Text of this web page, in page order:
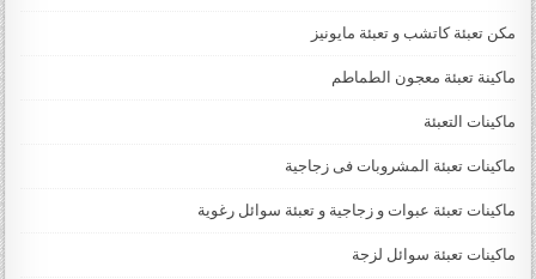
مكن تعبئة كاتشب و تعبئة مايونيز
ماكينة تعبئة معجون الطماطم
ماكينات التعبئة
ماكينات تعبئة المشروبات فى زجاجية
ماكينات تعبئة عبوات و زجاجية و تعبئة سوائل رغوية
ماكينات تعبئة سوائل لزجة